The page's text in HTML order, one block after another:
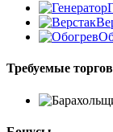
Требуемые